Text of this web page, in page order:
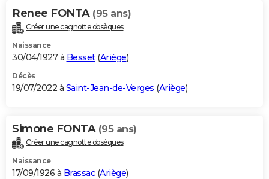
Renee FONTA (95 ans)
Créer une cagnotte obsèques
Naissance
30/04/1927 à Besset(Ariège)
Décès
19/07/2022 à Saint-Jean-de-Verges (Ariège)
Simone FONTA (95 ans)
Créer une cagnotte obsèques
Naissance
17/09/1926 à Brassac(Ariège)